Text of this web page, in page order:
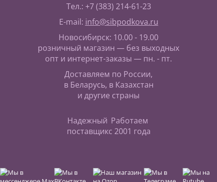
Тел.: +7 (383) 214-61-23
E-mail: info@sibpodkova.ru
Новосибирск: 10.00 - 19.00
розничный магазин — без выходных
опт и интернет-заказы — пн. - пт.
Доставляем по России,
в Беларусь, в Казахстан
и другие страны
Надежный
поставщик
Работаем
с 2001 года